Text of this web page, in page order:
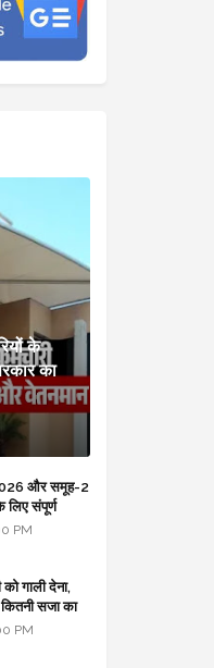
के
का
और समूह-2
लिए संपूर्ण
PM
गाली देना,
सजा का
advice
PM